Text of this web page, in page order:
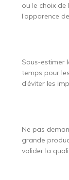
ou le choix de
l’apparence
Sous-estimer
temps pour
d’éviter les
Ne pas
grande
valider la